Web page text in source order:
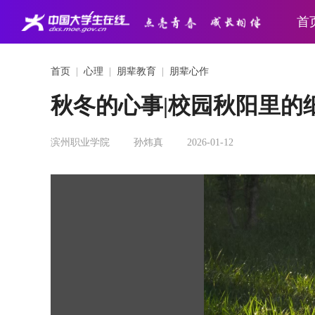
首
首页 心理 朋辈教育 朋辈心作
秋冬的心事|校园秋阳里的
滨州职业学院 孙炜真 2026-01-12